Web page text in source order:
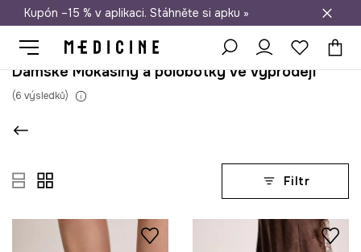
Doprava zdarma při nákupu nad 1 200 Kč
Kupón –15 % v aplikaci. Stáhněte si apku »
Dámské Mokasíny a polobotky ve výprodeji
(6 výsledků)
Filtr